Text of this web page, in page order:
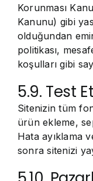
Korunması
Kanunu) gibi
olduğundan
politikası,
koşulları gibi
5.9. Test
Sitenizin tüm
ürün ekleme,
Hata ayıklama
sonra sitenizi